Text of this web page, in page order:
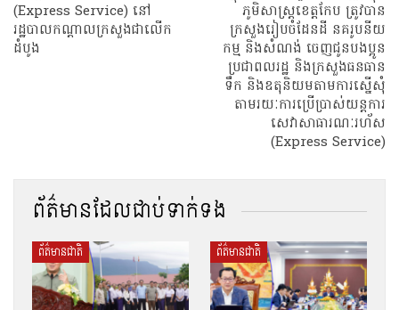
(Express Service) នៅ
រដ្ឋបាលកណ្តាលក្រសួងជាលើក
ដំបូង
ភូមិសាស្ត្រខេត្តកែប ត្រូវ​បាន​
ក្រសួងរៀបចំដែនដី នគរូបនីយ
កម្ម និងសំណង់ ចេញជូនបងប្អូន
ប្រជាពលរដ្ឋ និងក្រសួងធនធាន
ទឹក និងឧតុនិយមតាមការស្នេីសុំ​
តាមរយៈការប្រើប្រាស់យន្តការ
សេវាសាធារណៈរហ័ស
(Express Service)
ព័ត៌មានដែលជាប់ទាក់ទង
ព័ត៌មានជាតិ ព័ត៌មានជាតិ